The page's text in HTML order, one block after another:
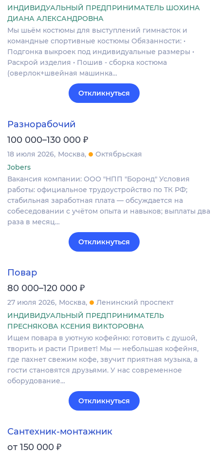
ИНДИВИДУАЛЬНЫЙ ПРЕДПРИНИМАТЕЛЬ ШОХИНА
ДИАНА АЛЕКСАНДРОВНА
Мы шьём костюмы для выступлений гимнасток и
командные спортивные костюмы Обязанности: •
Подгонка выкроек под индивидуальные размеры •
Раскрой изделия • Пошив - сборка костюма
(оверлок+швейная машинка…
Откликнуться
Разнорабочий
100 000–130 000 ₽
18 июля 2026 Москва
Октябрьская
Jobers
Вакансия компании: ООО "НПП "Боронд" Условия
работы: официальное трудоустройство по ТК РФ;
стабильная заработная плата — обсуждается на
собеседовании с учётом опыта и навыков; выплаты два
раза в месяц…
Откликнуться
Повар
80 000–120 000 ₽
27 июля 2026 Москва
Ленинский проспект
ИНДИВИДУАЛЬНЫЙ ПРЕДПРИНИМАТЕЛЬ
ПРЕСНЯКОВА КСЕНИЯ ВИКТОРОВНА
Ищем повара в уютную кофейню: готовить с душой,
творить и расти Привет! Мы — небольшая кофейня,
где пахнет свежим кофе, звучит приятная музыка, а
гости становятся друзьями. У нас современное
оборудование…
Откликнуться
Сантехник-монтажник
от 150 000 ₽